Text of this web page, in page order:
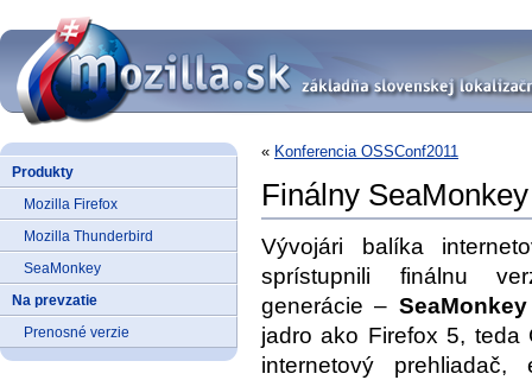
Produkty
Mozilla Firefox
Mozilla Thunderbird
SeaMonkey
Na prevzatie
Prenosné verzie
« Konferencia OSSConf2011
Finálny
Vývojári balíka
sprístupnili finálnu
generácie –
jadro ako Firefox 5, teda
internetový prehliadač,